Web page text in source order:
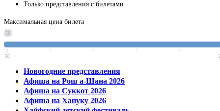
Только представления с билетами
Максимальная цена билета
50
50
Новогодние представления
Афиша на Рош а-Шана 2026
Афиша на Суккот 2026
Афиша на Хануку 2026